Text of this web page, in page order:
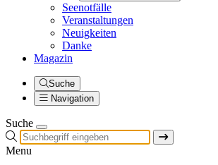
Seenotfälle
Veranstaltungen
Neuigkeiten
Danke
Magazin
Suche
Navigation
Suche
Menu